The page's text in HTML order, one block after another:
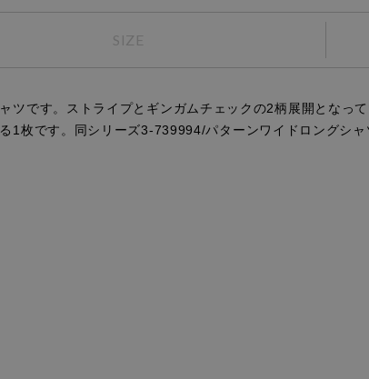
SIZE
です。ストライプとギンガムチェックの2柄展開となっ
枚です。同シリーズ3-739994/パターンワイドロングシャ